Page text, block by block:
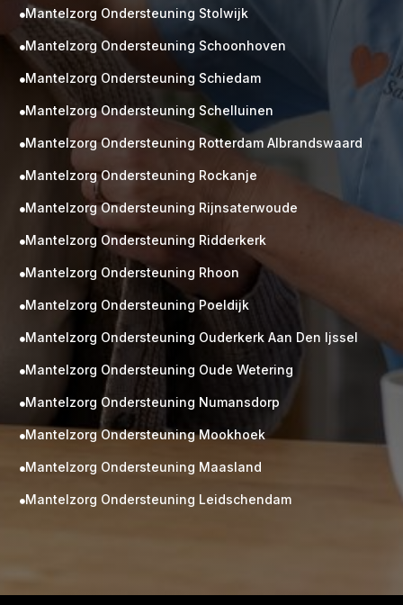
Gratis
M
Neem vrijblijvend contact op!
Mantelzorg Ondersteuning Stolwijk
Mantelzorg Ondersteuning Schoonhoven
Mantelzorg Ondersteuning Schiedam
Mantelzorg Ondersteuning Schelluinen
Mantelzorg Ondersteuning Rotterdam Albrandswaard
Mantelzorg Ondersteuning Rockanje
Mantelzorg Ondersteuning Rijnsaterwoude
Mantelzorg Ondersteuning Ridderkerk
Mantelzorg Ondersteuning Rhoon
Mantelzorg Ondersteuning Poeldijk
Mantelzorg Ondersteuning Ouderkerk Aan Den Ijssel
Mantelzorg Ondersteuning Oude Wetering
Mantelzorg Ondersteuning Numansdorp
Mantelzorg Ondersteuning Mookhoek
Mantelzorg Ondersteuning Maasland
Mantelzorg Ondersteuning Leidschendam